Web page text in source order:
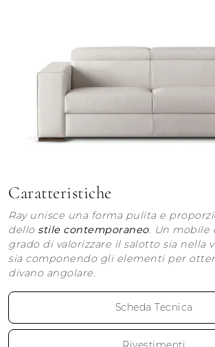
Caratteristiche
Ray unisce una forma pulita e
dello stile contemporaneo. Un mobile
grado di valorizzare il salotto sia nella
sia componendo gli elementi per
divano angolare.
Scheda Tecnica